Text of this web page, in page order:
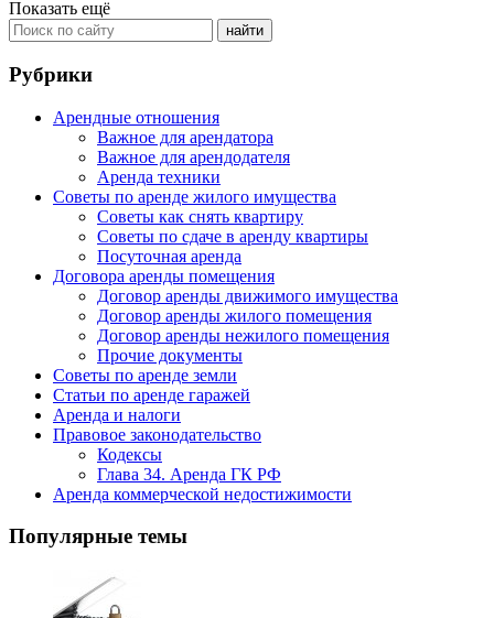
Показать ещё
Рубрики
Арендные отношения
Важное для арендатора
Важное для арендодателя
Аренда техники
Советы по аренде жилого имущества
Советы как снять квартиру
Советы по сдаче в аренду квартиры
Посуточная аренда
Договора аренды помещения
Договор аренды движимого имущества
Договор аренды жилого помещения
Договор аренды нежилого помещения
Прочие документы
Советы по аренде земли
Статьи по аренде гаражей
Аренда и налоги
Правовое законодательство
Кодексы
Глава 34. Аренда ГК РФ
Аренда коммерческой недостижимости
Популярные темы